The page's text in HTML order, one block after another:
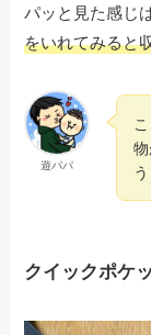
パッと見た感じ
をいれてみると
遊パパ
う
クイックポケ